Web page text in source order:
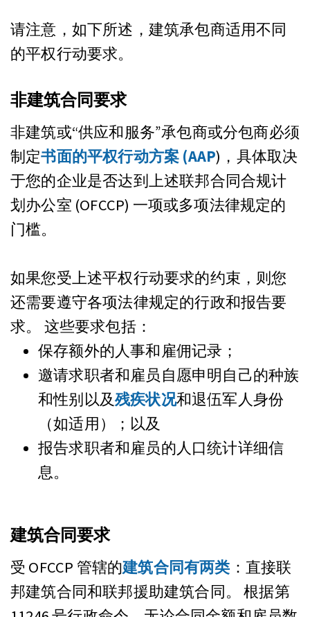
请注意，如下所述，建筑承包商适用不同
的平权行动要求。
非建筑合同要求
非建筑或“供应和服务”承包商或分包商必须
制定书面的平权行动方案 (AAP)，具体取决
于您的企业是否达到上述联邦合同合规计
划办公室 (OFCCP) 一项或多项法律规定的
门槛。
如果您受上述平权行动要求的约束，则您
还需要遵守各项法律规定的行政和报告要
求。 这些要求包括：
保存额外的人事和雇佣记录；
邀请求职者和雇员自愿申明自己的种族
和性别以及残疾状况和退伍军人身份
（如适用）；以及
报告求职者和雇员的人口统计详细信
息。
建筑合同要求
受 OFCCP 管辖的建筑合同有两类 ：直接联
邦建筑合同和联邦援助建筑合同。 根据第